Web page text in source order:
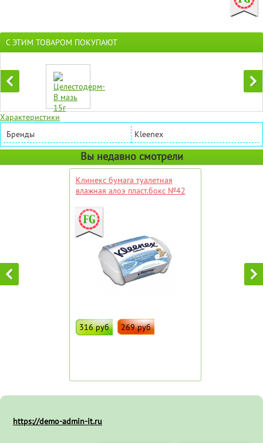
С ЭТИМ ТОВАРОМ ПОКУПАЮТ
Характеристики
Бренды
Kleenex
Вы недавно смотрели
Клинекс бумага туалетная
влажная алоэ пласт.бокс №42
316 руб 269 руб
https://demo-admin-it.ru